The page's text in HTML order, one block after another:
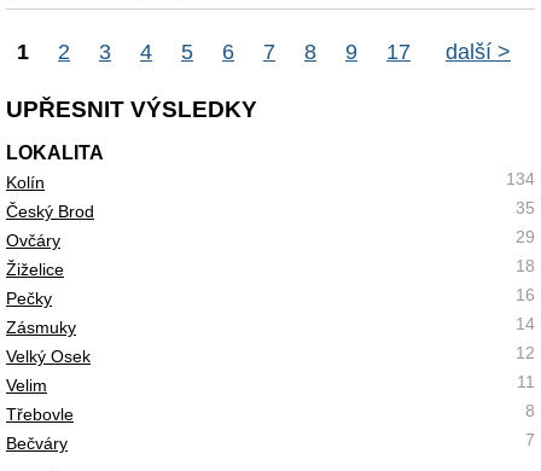
1 2 3 4 5 6 7 8 9 17 další >
UPŘESNIT VÝSLEDKY
LOKALITA
Kolín
134
Český Brod
35
Ovčáry
29
Žiželice
18
Pečky
16
Zásmuky
14
Velký Osek
12
Velim
11
Třebovle
8
Bečváry
7